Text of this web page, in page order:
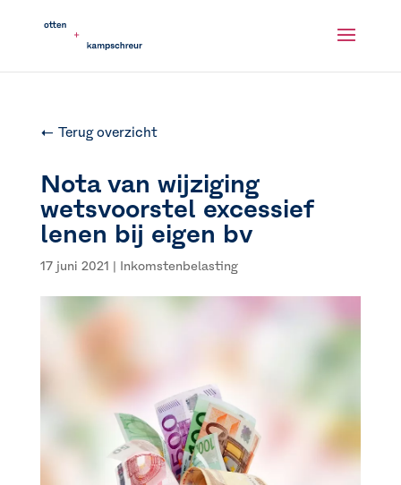
← Terug overzicht
Nota van wijziging
wetsvoorstel excessief
lenen bij eigen bv
17 juni 2021 | Inkomstenbelasting